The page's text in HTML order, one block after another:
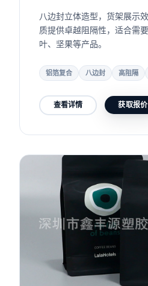
八边封立体造型，货架展示
质提供卓越阻隔性，适合需
叶、坚果等产品。
铝箔复合 八边封 高阻隔
查看详情 获取报价